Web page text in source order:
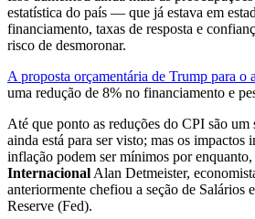
estatística do país — que já estava em
financiamento, taxas de resposta e
risco de desmoronar.
A proposta orçamentária de Trump para o
uma redução de 8% no financiamento e
Até que ponto as reduções do CPI são
ainda está para ser visto; mas os impactos
inflação podem ser mínimos por enquanto,
Internacional Alan Detmeister,
anteriormente chefiou a seção de Salários
Reserve (Fed).